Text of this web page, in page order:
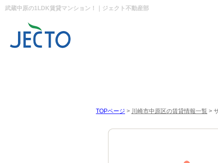
武蔵中原の1LDK賃貸マンション！｜ジェクト不動産部
TOPページ > 川崎市中原区の賃貸情報一覧 >